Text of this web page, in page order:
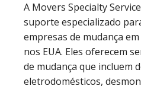
A Movers Specialty
suporte especializado
empresas de mudança
nos EUA. Eles oferecem
de mudança que incluem
eletrodomésticos,